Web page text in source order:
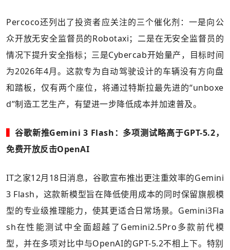
Percoco还列出了投资者应关注的三个催化剂：一是向公
众开放无安全监督员的Robotaxi；二是在无安全监督员的
情况下提升安全指标；三是Cybercab开始量产，目标时间
为2026年4月。这款专为自动驾驶设计的车辆没有方向盘
和踏板，仅有两个座位，将通过特斯拉最先进的“unboxe
d”制造工艺生产，有望进一步降低成本并加速普及。
谷歌新推Gemini 3 Flash：多项测试略高于GPT-5.2，
免费开放反击OpenAI
IT之家12月18日消息，谷歌宣布推出更注重效率的Gemini
3 Flash，这款新模型旨在降低使用成本的同时保留旗舰模
型的专业级推理能力，使其更适合日常场景。Gemini3Fla
sh在性能测试中全面超越了Gemini2.5Pro多款前代模
型，并在多项对比中与OpenAI的GPT-5.2不相上下。特别